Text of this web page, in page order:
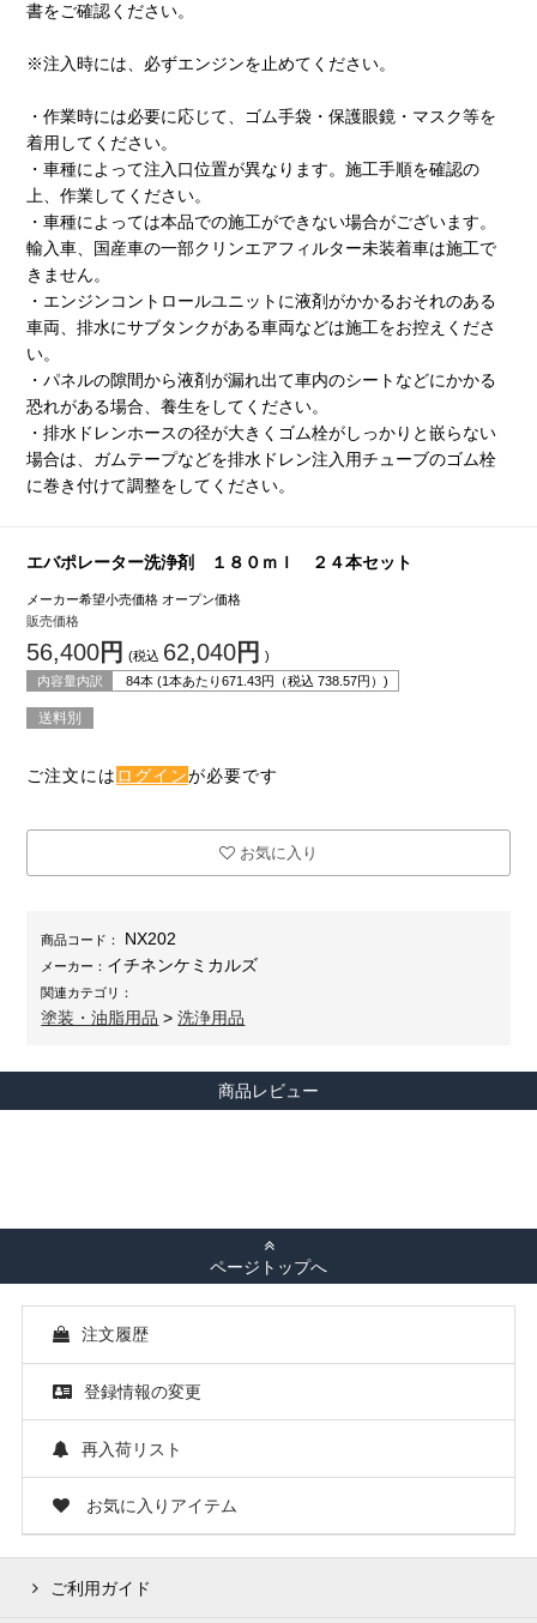
書をご確認ください。
※注入時には、必ずエンジンを止めてください。
・作業時には必要に応じて、ゴム手袋・保護眼鏡・マスク等を
着用してください。
・車種によって注入口位置が異なります。施工手順を確認の
上、作業してください。
・車種によっては本品での施工ができない場合がございます。
輸入車、国産車の一部クリンエアフィルター未装着車は施工で
きません。
・エンジンコントロールユニットに液剤がかかるおそれのある
車両、排水にサブタンクがある車両などは施工をお控えくださ
い。
・パネルの隙間から液剤が漏れ出て車内のシートなどにかかる
恐れがある場合、養生をしてください。
・排水ドレンホースの径が大きくゴム栓がしっかりと嵌らない
場合は、ガムテープなどを排水ドレン注入用チューブのゴム栓
に巻き付けて調整をしてください。
エバポレーター洗浄剤 １８０ｍｌ ２４本セット
メーカー希望小売価格 オープン価格
販売価格
56,400円 (税込 62,040円
)
内容量内訳
84本 (1本あたり671.43円（税込738.57円）)
送料別
ご注文には ログインが必要です
お気に入り
商品コード： NX202
メーカー： イチネンケミカルズ
関連カテゴリ：
塗装・油脂用品 >洗浄用品
商品レビュー
ページトップへ
注文履歴
登録情報の変更
再入荷リスト
お気に入りアイテム
ご利用ガイド